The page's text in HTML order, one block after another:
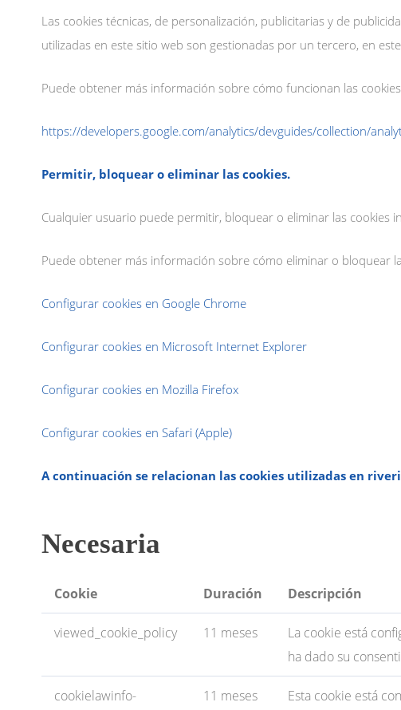
Las cookies técnicas, de personalización, publicitarias y de
utilizadas en este sitio web son gestionadas por un tercero, en
Puede obtener más información sobre cómo funcionan las
https://developers.google.com/analytics/devguides/collection/
Permitir, bloquear o eliminar las cookies.
Cualquier usuario puede permitir, bloquear o eliminar las cookies
Puede obtener más información sobre cómo eliminar o bloquear
Configurar cookies en Google Chrome
Configurar cookies en Microsoft Internet Explorer
Configurar cookies en Mozilla Firefox
Configurar cookies en Safari (Apple)
A continuación se relacionan las cookies utilizadas en
Necesaria
Cookie Duración Descripción
viewed_cookie_policy 11 meses
La cookie está
ha dado su
cookielawinfo-
11 meses
Esta cookie está